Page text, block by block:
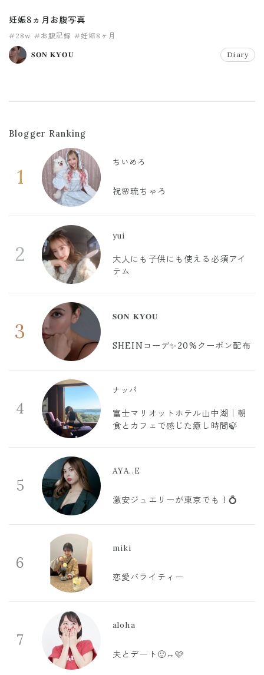
妊娠8ヵ月お腹写真
#28w #お腹記録 #妊娠8ヶ月
𝐒𝐎𝐍 𝐊𝐘𝐎𝐔 Diary
Blogger Ranking
1
ちいめろ
祝🌸琉ちゃろ
2
yui
大人にも子供にも使える必須アイ
テム
3
𝐒𝐎𝐍 𝐊𝐘𝐎𝐔
SHEINコーデ✨20%クーポン配布
4
ナッパ
富士マリオットホテル山中湖｜朝
食とカフェで感じた癒し時間🍃
5
AYA..E
激安ジュエリーが東京でも！💍
6
miki
恋愛バライティー
7
aloha
夫とデート🙂‍↔️🩷